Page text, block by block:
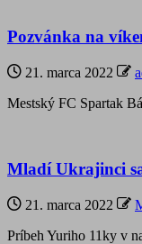
Pozvánka na
21. marca 2022
Mestský FC Spartak
Mladí Ukrajinci
21. marca 2022
Príbeh Yuriho 11ky v